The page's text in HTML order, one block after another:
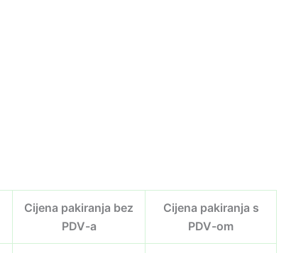
Cijena pakiranja bez
PDV-a
Cijena pakiranja s
PDV-om